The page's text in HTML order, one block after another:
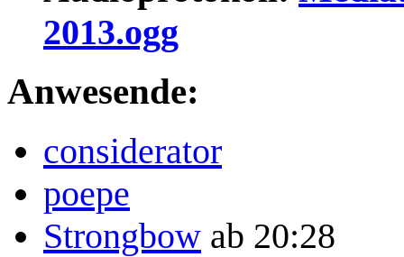
2013.ogg
Anwesende:
considerator
poepe
Strongbow ab 20:28